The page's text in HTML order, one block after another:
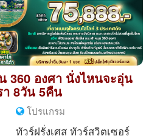
360 องศา นั่งไหนจะอุ่น
า 8วัน 5คืน
โปรแกรม
ทัวร์ฝรั่งเศส ทัวร์สวิตเซอร์